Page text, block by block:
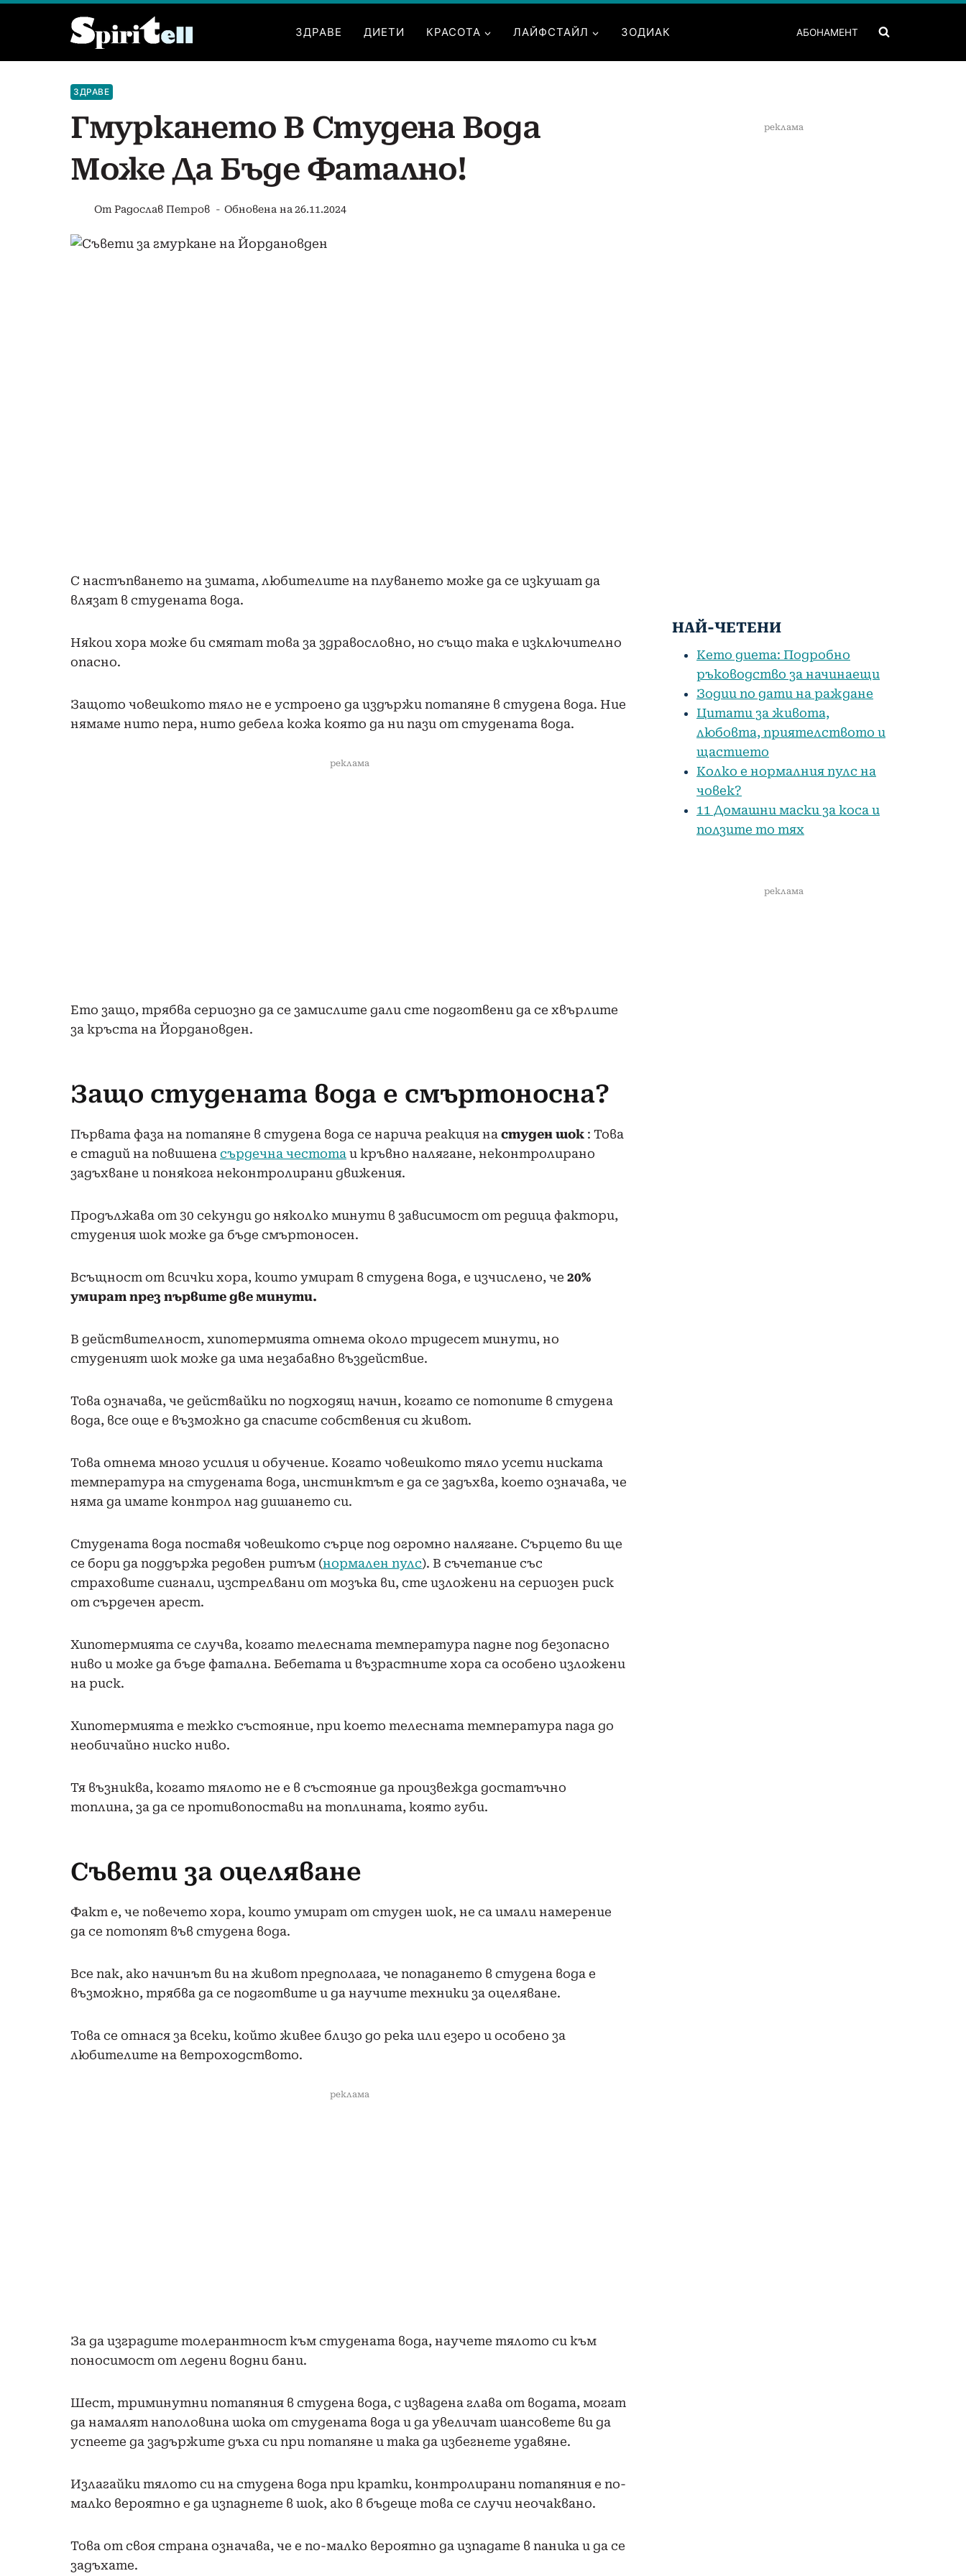
съдържанието
ЗДРАВЕ ДИЕТИ КРАСОТА ЛАЙФСТАЙЛ ЗОДИАК АБОНАМЕНТ
ЗДРАВЕ
Гмуркането В Студена Вода
Може Да Бъде Фатално!
ОтРадослав Петров Обновена на 26.11.2024
С настъпването на зимата, любителите на плуването може да се изкушат да
влязат в студената вода.
Някои хора може би смятат това за здравословно, но също така е изключително
опасно.
Защото човешкото тяло не е устроено да издържи потапяне в студена вода. Ние
нямаме нито пера, нито дебела кожа която да ни пази от студената вода.
реклама
Ето защо, трябва сериозно да се замислите дали сте подготвени да се хвърлите
за кръста на Йордановден.
Защо студената вода е смъртоносна?
Първата фаза на потапяне в студена вода се нарича реакция на студен шок : Това
е стадий на повишена сърдечна честота и кръвно налягане, неконтролирано
задъхване и понякога неконтролирани движения.
Продължава от 30 секунди до няколко минути в зависимост от редица фактори,
студения шок може да бъде смъртоносен.
Всъщност от всички хора, които умират в студена вода, е изчислено, че 20%
умират през първите две минути.
В действителност, хипотермията отнема около тридесет минути, но
студеният шок може да има незабавно въздействие.
Това означава, че действайки по подходящ начин, когато се потопите в студена
вода, все още е възможно да спасите собствения си живот.
Това отнема много усилия и обучение. Когато човешкото тяло усети ниската
температура на студената вода, инстинктът е да се задъхва, което означава, че
няма да имате контрол над дишането си.
Студената вода поставя човешкото сърце под огромно налягане. Сърцето ви ще
се бори да поддържа редовен ритъм (нормален пулс). В съчетание със
страховите сигнали, изстрелвани от мозъка ви, сте изложени на сериозен риск
от сърдечен арест.
Хипотермията се случва, когато телесната температура падне под безопасно
ниво и може да бъде фатална. Бебетата и възрастните хора са особено изложени
на риск.
Хипотермията е тежко състояние, при което телесната температура пада до
необичайно ниско ниво.
Тя възниква, когато тялото не е в състояние да произвежда достатъчно
топлина, за да се противопостави на топлината, която губи.
Съвети за оцеляване
Факт е, че повечето хора, които умират от студен шок, не са имали намерение
да се потопят във студена вода.
Все пак, ако начинът ви на живот предполага, че попадането в студена вода е
възможно, трябва да се подготвите и да научите техники за оцеляване.
Това се отнася за всеки, който живее близо до река или езеро и особено за
любителите на ветроходството.
реклама
За да изградите толерантност към студената вода, научете тялото си към
поносимост от ледени водни бани.
Шест, триминутни потапяния в студена вода, с извадена глава от водата, могат
да намалят наполовина шока от студената вода и да увеличат шансовете ви да
успеете да задържите дъха си при потапяне и така да избегнете удавяне.
Излагайки тялото си на студена вода при кратки, контролирани потапяния е по-
малко вероятно е да изпаднете в шок, ако в бъдеще това се случи неочаквано.
Това от своя страна означава, че е по-малко вероятно да изпадате в паника и да се
задъхате.
реклама
НАЙ-ЧЕТЕНИ
Кето диета: Подробно
ръководство за начинаещи
Зодии по дати на раждане
Цитати за живота,
любовта, приятелството и
щастието
Колко е нормалния пулс на
човек?
11 Домашни маски за коса и
ползите то тях
реклама